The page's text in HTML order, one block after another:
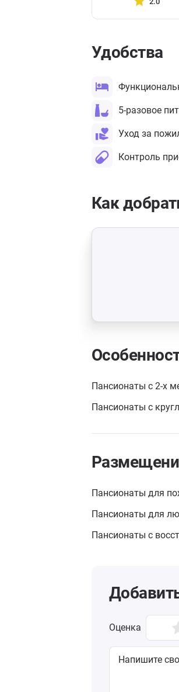
Удобства
5-разовое
Уход за
Контроль
Как
Пансионаты с 2-х
Пансионаты с
Пансионаты для
Пансионаты для
Пансионаты с
Оценка